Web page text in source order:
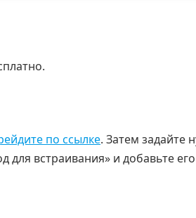
по ссылке. Затем задайте
для встраивания» и добавьте